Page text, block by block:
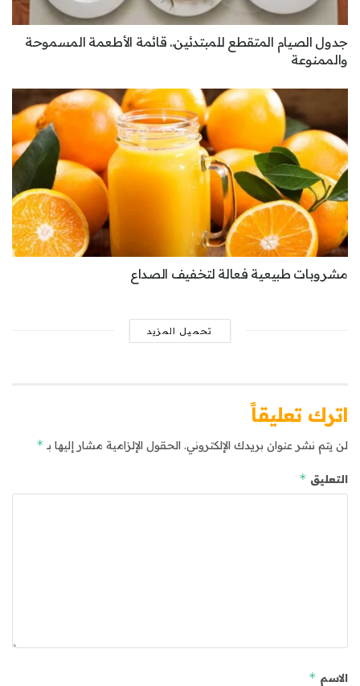
جدول الصيام المتقطع للمبتدئين.. قائمة الأطعمة المسموحة
والممنوعة
مشروبات طبيعية فعالة لتخفيف الصداع
تحميل المزيد
اترك تعليقاً
لن يتم نشر عنوان بريدك الإلكتروني. الحقول الإلزامية مشار إليها بـ *
التعليق *
الاسم *